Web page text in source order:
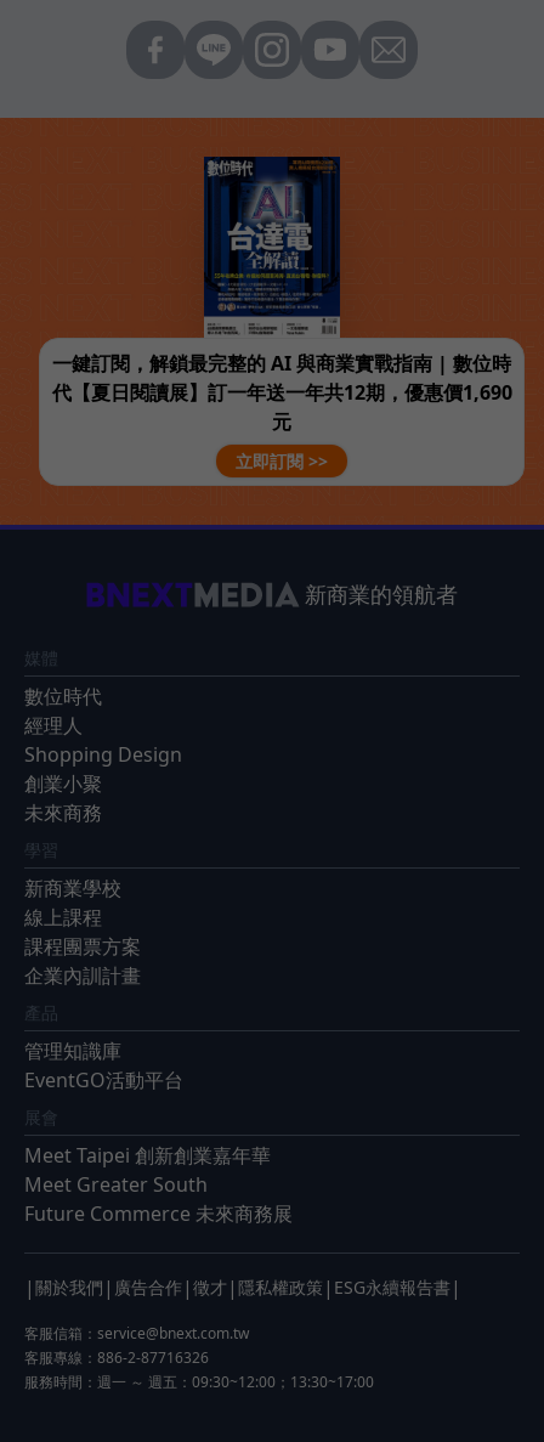
一鍵訂閱，解鎖最完整的 AI 與商業實戰指南 | 數位時
代【夏日閱讀展】訂一年送一年共12期，優惠價1,690
元
立即訂閱 >>
新商業的領航者
媒體
數位時代
經理人
Shopping Design
創業小聚
未來商務
學習
新商業學校
線上課程
課程團票方案
企業內訓計畫
產品
管理知識庫
EventGO活動平台
展會
Meet Taipei 創新創業嘉年華
Meet Greater South
Future Commerce 未來商務展
| 關於我們 | 廣告合作 | 徵才 | 隱私權政策 | ESG永續報告書 |
客服信箱： service@bnext.com.tw
客服專線：886-2-87716326
服務時間：週一 ～ 週五：09:30~12:00；13:30~17:00